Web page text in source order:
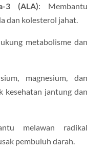
3 (ALA): Membantu
dan kolesterol jahat.
metabolisme dan
magnesium, dan
kesehatan jantung dan
melawan radikal
pembuluh darah.